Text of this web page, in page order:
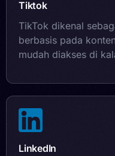
Tiktok
TikTok dikenal
berbasis pada
mudah diakses di
LinkedIn